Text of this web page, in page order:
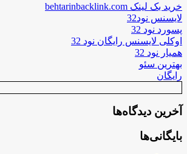
خرید بک لینک behtarinbacklink.com
لایسنس نود32
پسورد نود 32
اوکلی لایسنس رایگان نود 32
همیار نود 32
بهترین سئو
رایگان
آخرین دیدگاه‌ها
بایگانی‌ها